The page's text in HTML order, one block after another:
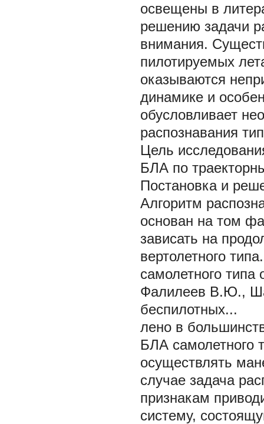
освещены в
решению задачи
внимания.
пилотируемых
оказываются
динамике и
обусловливает
распознавания
Цель
БЛА по
Постановка и
Алгоритм
основан на том
зависать на
вертолетного
самолетного типа
Фалилеев В.Ю.,
беспилотных...
лено в
БЛА самолетного
осуществлять
случае задача
признакам
систему,